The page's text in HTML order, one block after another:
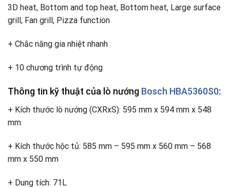
3D heat, Bottom and top heat, Bottom heat, Large surface
grill, Fan grill, Pizza function
+ Chắc năng gia nhiệt nhanh
+ 10 chương trình tự động
Thông tin kỹ thuật của lò nướng Bosch HBA5360S0:
+ Kích thước lò nướng (CXRxS): 595 mm x 594 mm x 548
mm
+ Kích thước hộc tủ: 585 mm – 595 mm x 560 mm – 568
mm x 550 mm
+ Dung tích: 71L